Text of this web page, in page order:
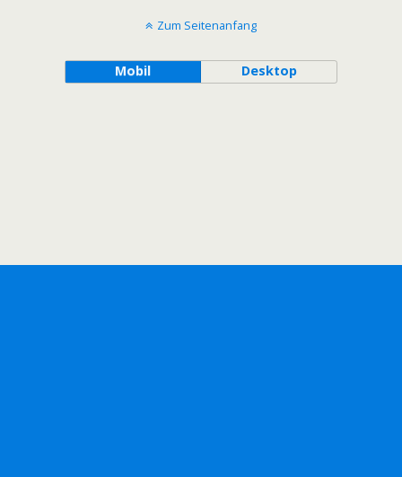
Zum Seitenanfang
Mobil Desktop